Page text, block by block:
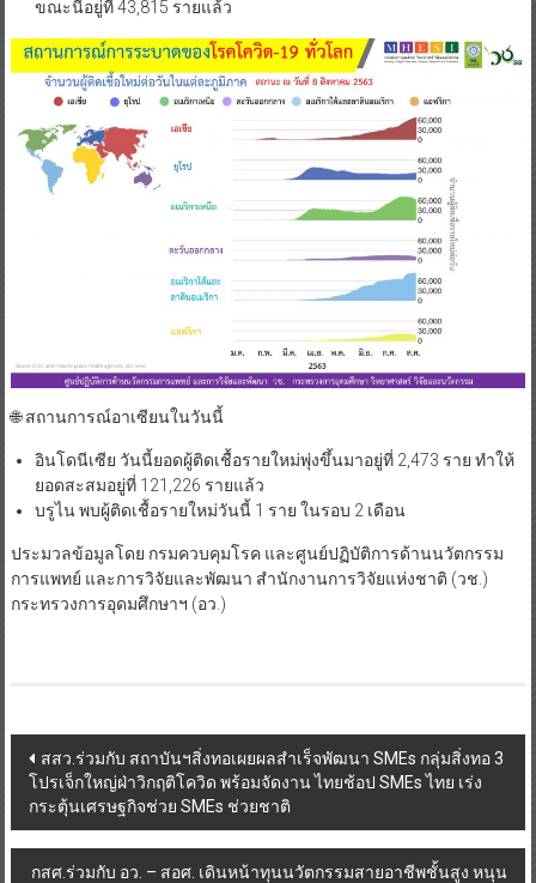
ขณะนี้อยู่ที่ 43,815 รายแล้ว
🌐 สถานการณ์อาเซียนในวันนี้
อินโดนีเซีย วันนี้ยอดผู้ติดเชื้อรายใหม่พุ่งขึ้นมาอยู่ที่ 2,473 ราย ทำให้
ยอดสะสมอยู่ที่ 121,226 รายแล้ว
บรูไน พบผู้ติดเชื้อรายใหม่วันนี้ 1 ราย ในรอบ 2 เดือน
ประมวลข้อมูลโดย กรมควบคุมโรค และศูนย์ปฏิบัติการด้านนวัตกรรม
การแพทย์ และการวิจัยและพัฒนา สำนักงานการวิจัยแห่งชาติ (วช.)
กระทรวงการอุดมศึกษาฯ (อว.)
Post
navigation
สสว.ร่วมกับ สถาบันฯสิ่งทอเผยผลสำเร็จพัฒนา SMEs กลุ่มสิ่งทอ 3
โปรเจ็กใหญ่ฝ่าวิกฤติโควิด พร้อมจัดงาน ไทยช้อป SMEs ไทย เร่ง
กระตุ้นเศรษฐกิจช่วย SMEs ช่วยชาติ
กสศ.ร่วมกับ อว. – สอศ. เดินหน้าทุนนวัตกรรมสายอาชีพชั้นสูง หนุน